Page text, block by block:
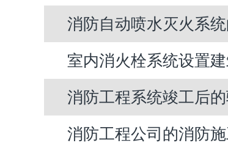
消防自动喷水灭火系
室内消火栓系统设置建
消防工程系统竣工后
消防工程公司的消防